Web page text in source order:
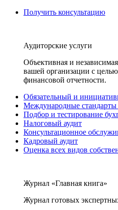
Получить консультацию
Аудиторские услуги
Объективная и
вашей организации с
финансовой отчетности.
Обязательный и
Международные стандарты
Подбор и тестирование
Налоговый аудит
Консультационное
Кадровый аудит
Оценка всех видов
Журнал «Главная книга»
Журнал готовых